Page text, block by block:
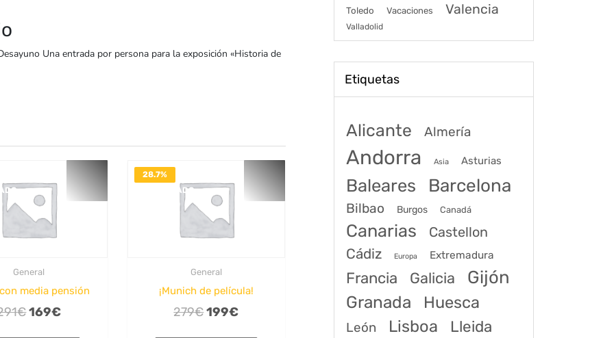
Una entrada por persona para la exposición «Historia de
General
media pensión
€El
169€El
28.7%
DESACTIVADO
General
¡Munich de película!
279€El
199€El
Toledo Vacaciones Valencia
Valladolid
Etiquetas
Alicante Almería
Andorra Asia Asturias
Baleares Barcelona
Bilbao Burgos Canadá
Canarias
Castellon
Cádiz
Europa Extremadura
Francia Galicia Gijón
Granada Huesca
León Lisboa Lleida